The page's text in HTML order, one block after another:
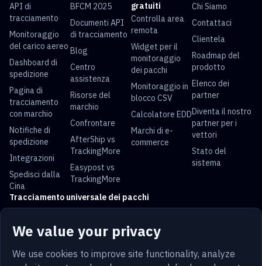
We value your privacy
We use cookies to improve site functionality, analyze
API di
tracciamento
Monitoraggio
del carico aereo
Dashboard di
spedizione
Pagina di
tracciamento
con marchio
Notifiche di
spedizione
Integrazioni
Spedisci dalla
Cina
BFCM 2025
Documenti API
di tracciamento
Blog
Centro
assistenza
Risorse del
marchio
Confrontare
AfterShip vs
TrackingMore
Easypost vs
TrackingMore
gratuiti
Controlla area
remota
Widget per il
monitoraggio
dei pacchi
Monitoraggio in
blocco CSV
Calcolatore EDD
Marchi di e-
commerce
Chi Siamo
Contattaci
Clientela
Roadmap del
prodotto
Elenco dei
partner
Diventa il nostro
partner per i
vettori
Stato del
sistema
Tracciamento universale dei pacchi
USPS
UPS
FedEx
China Post
Royal Mail
Yun Express
Australia Post